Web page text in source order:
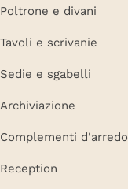
Poltrone e divani
Tavoli e scrivanie
Sedie e sgabelli
Archiviazione
Complementi d'arredo
Reception